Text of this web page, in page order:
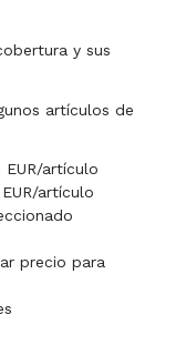
y sus
artículos de
artículo
artículo
precio para